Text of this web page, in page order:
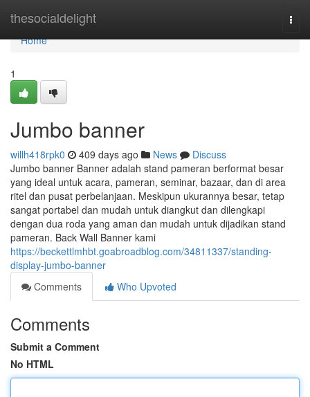
thesocialdelight
Home
Home
1
Jumbo banner
willh418rpk0 409 days ago News
Discuss
Jumbo banner Banner adalah stand pameran berformat besar
yang ideal untuk acara, pameran, seminar, bazaar, dan di area
ritel dan pusat perbelanjaan. Meskipun ukurannya besar, tetap
sangat portabel dan mudah untuk diangkut dan dilengkapi
dengan dua roda yang aman dan mudah untuk dijadikan stand
pameran. Back Wall Banner kami
https://beckettlmhbt.goabroadblog.com/34811337/standing-
display-jumbo-banner
Comments
Who Upvoted
Comments
Submit a Comment
No HTML